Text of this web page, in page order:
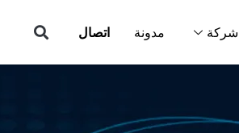
شركة مدونة اتصال